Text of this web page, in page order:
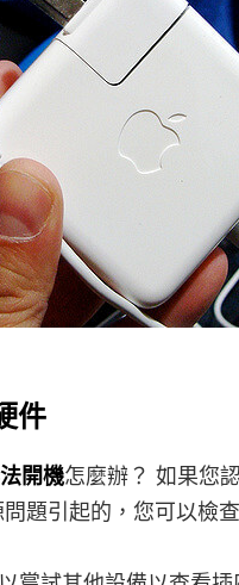
件
開機怎麼辦？ 如果您
題引起的，您可以檢